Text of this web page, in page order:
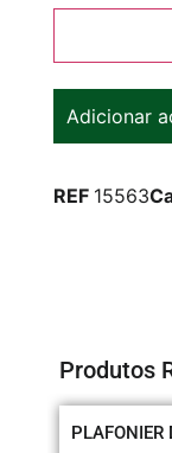
Adicionar
REF 15563
Produtos